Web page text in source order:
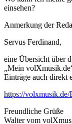
einsehen?
Anmerkung der
Servus Ferdinand,
eine Übersicht über
„Mein
Einträge auch direkt
https://volxmusik.de/
Freundliche Grüße
Walter vom